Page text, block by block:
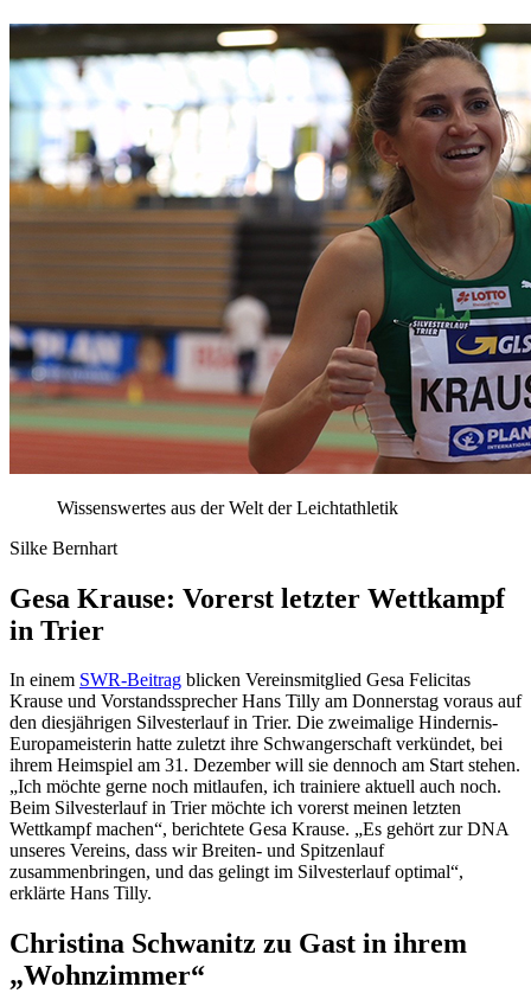
Wissenswertes aus der Welt der Leichtathletik
Silke Bernhart
Gesa Krause: Vorerst letzter Wettkampf
in Trier
In einem SWR-Beitrag blicken Vereinsmitglied Gesa Felicitas
Krause und Vorstandssprecher Hans Tilly am Donnerstag voraus auf
den diesjährigen Silvesterlauf in Trier. Die zweimalige Hindernis-
Europameisterin hatte zuletzt ihre Schwangerschaft verkündet, bei
ihrem Heimspiel am 31. Dezember will sie dennoch am Start stehen.
„Ich möchte gerne noch mitlaufen, ich trainiere aktuell auch noch.
Beim Silvesterlauf in Trier möchte ich vorerst meinen letzten
Wettkampf machen“, berichtete Gesa Krause. „Es gehört zur DNA
unseres Vereins, dass wir Breiten- und Spitzenlauf
zusammenbringen, und das gelingt im Silvesterlauf optimal“,
erklärte Hans Tilly.
Christina Schwanitz zu Gast in ihrem
„Wohnzimmer“